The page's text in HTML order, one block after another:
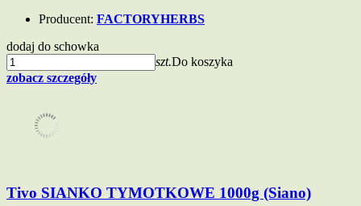
Producent: FACTORYHERBS
dodaj do schowka
szt.Do koszyka
zobacz szczegóły
Tivo SIANKO TYMOTKOWE 1000g (Siano)